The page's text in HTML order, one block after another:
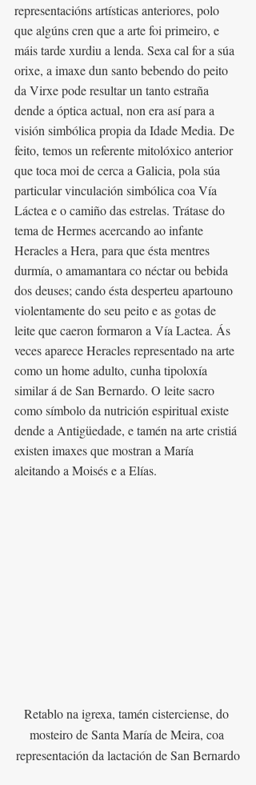
representacións artísticas anteriores, polo
que algúns cren que a arte foi primeiro, e
máis tarde xurdiu a lenda. Sexa cal for a súa
orixe, a imaxe dun santo bebendo do peito
da Virxe pode resultar un tanto estraña
dende a óptica actual, non era así para a
visión simbólica propia da Idade Media. De
feito, temos un referente mitolóxico anterior
que toca moi de cerca a Galicia, pola súa
particular vinculación simbólica coa Vía
Láctea e o camiño das estrelas. Trátase do
tema de Hermes acercando ao infante
Heracles a Hera, para que ésta mentres
durmía, o amamantara co néctar ou bebida
dos deuses; cando ésta desperteu apartouno
violentamente do seu peito e as gotas de
leite que caeron formaron a Vía Lactea. Ás
veces aparece Heracles representado na arte
como un home adulto, cunha tipoloxía
similar á de San Bernardo. O leite sacro
como símbolo da nutrición espiritual existe
dende a Antigüedade, e tamén na arte cristiá
existen imaxes que mostran a María
aleitando a Moisés e a Elías.
Retablo na igrexa, tamén cisterciense, do
mosteiro de Santa María de Meira, coa
representación da lactación de San Bernardo